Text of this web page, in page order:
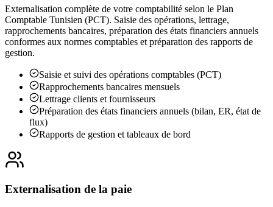
Externalisation complète de votre comptabilité selon le Plan
Comptable Tunisien (PCT). Saisie des opérations, lettrage,
rapprochements bancaires, préparation des états financiers annuels
conformes aux normes comptables et préparation des rapports de
gestion.
Saisie et suivi des opérations comptables (PCT)
Rapprochements bancaires mensuels
Lettrage clients et fournisseurs
Préparation des états financiers annuels (bilan, ER, état de
flux)
Rapports de gestion et tableaux de bord
Externalisation de la paie